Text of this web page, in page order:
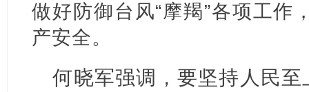
做好防御台风“摩羯”各项工作
产安全。
何晓军强调，要坚持人民